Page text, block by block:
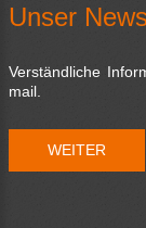
Unser
Verständliche
mail.
WEITER